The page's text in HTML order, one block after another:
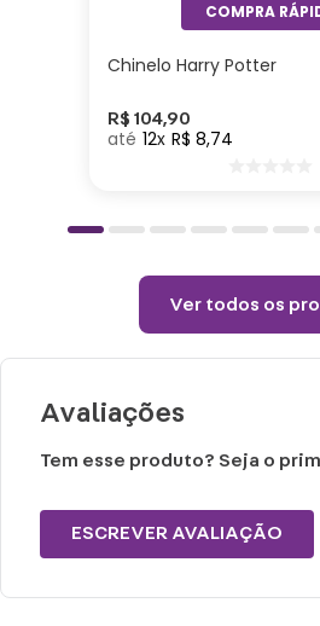
Lavar com água, esponja
detergente neutro.
Não vai ao micro-ondas,
Não utilizar químicos e
quebrar o produto, pois
Chinelo Harry Potter
R$ 104,90
12 R$ 8,74
Ver todos os
Avaliações
Tem esse produto? Seja o
ESCREVER AVALIAÇÃO